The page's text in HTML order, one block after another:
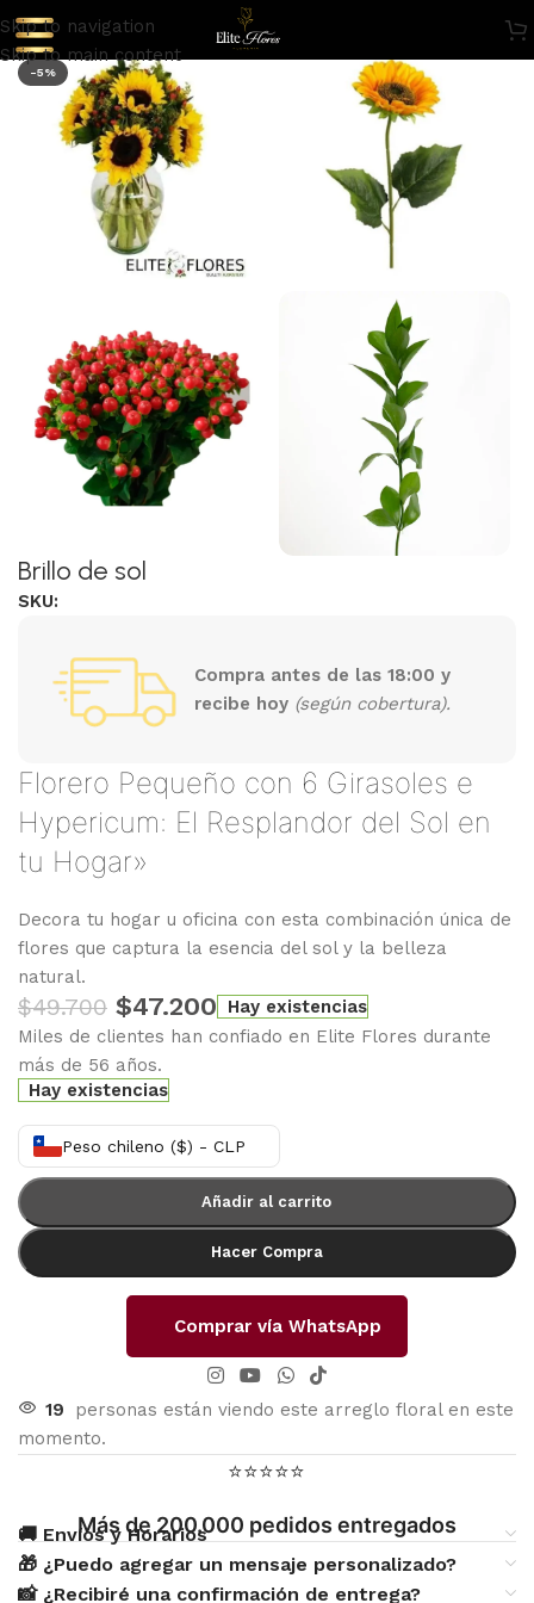
Skip to navigation
Skip to main content
-5%
Brillo de sol
SKU:
Compra antes de las 18:00 y
recibe hoy (según cobertura).
Florero Pequeño con 6 Girasoles e
Hypericum: El Resplandor del Sol en
tu Hogar»
Decora tu hogar u oficina con esta combinación única de
flores que captura la esencia del sol y la belleza
natural.
$49.700 $47.200
Hay existencias
Miles de clientes han confiado en Elite Flores durante
más de 56 años.
Hay existencias
Peso chileno ($) - CLP
Añadir al carrito
Hacer Compra
Comprar vía WhatsApp
19
personas están viendo este arreglo floral en este
momento.
⭐⭐⭐⭐⭐
Más de 200.000 pedidos entregados
🚚 Envíos y Horarios
🎁 ¿Puedo agregar un mensaje personalizado?
📸 ¿Recibiré una confirmación de entrega?